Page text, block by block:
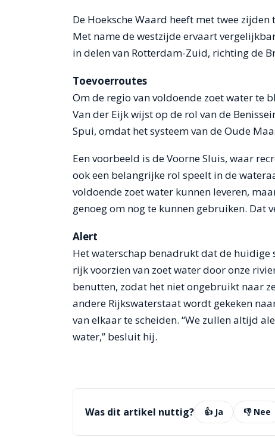
De Hoeksche Waard heeft met twee
Met name de westzijde ervaart
in delen van Rotterdam-Zuid, richting de
Toevoerroutes
Om de regio van voldoende zoet water te
Van der Eijk wijst op de rol van de
Spui, omdat het systeem van de Oude
Een voorbeeld is de Voorne Sluis, waar
ook een belangrijke rol speelt in de
voldoende zoet water kunnen leveren,
genoeg om nog te kunnen gebruiken. Dat
Alert
Het waterschap benadrukt dat de huidige
rijk voorzien van zoet water door onze
benutten, zodat het niet ongebruikt naar
andere Rijkswaterstaat wordt gekeken
van elkaar te scheiden. “We zullen altijd
water,” besluit hij.
Was dit artikel nuttig? 👍 Ja 👎 Nee